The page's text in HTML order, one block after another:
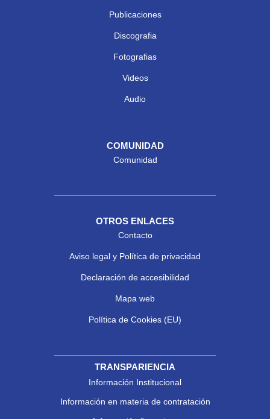
Publicaciones
Discografia
Fotografias
Videos
Audio
COMUNIDAD
Comunidad
OTROS ENLACES
Contacto
Aviso legal y Política de privacidad
Declaración de accesibilidad
Mapa web
Política de Cookies (EU)
TRANSPARIENCIA
Información Institucional
Información en materia de contratación